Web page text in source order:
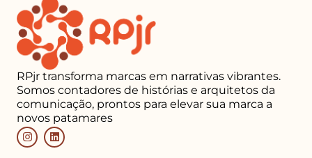
RPjr transforma marcas em narrativas vibrantes.
Somos contadores de histórias e arquitetos da
comunicação, prontos para elevar sua marca a
novos patamares